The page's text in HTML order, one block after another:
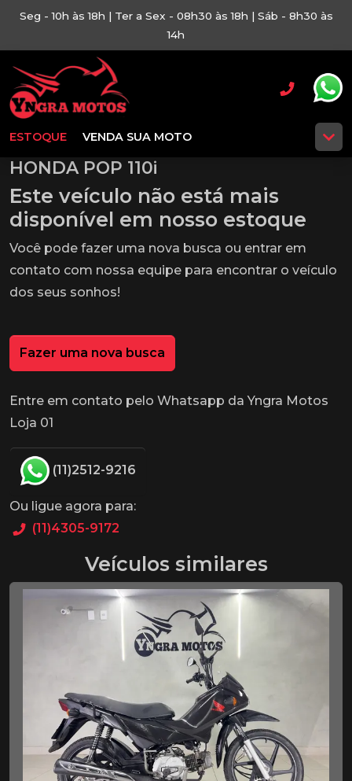
Seg - 10h às 18h | Ter a Sex - 08h30 às 18h | Sáb - 8h30 às
14h
ESTOQUE VENDA SUA MOTO
HONDA POP 110i
Este veículo não está mais
disponível em nosso estoque
Você pode fazer uma nova busca ou entrar em
contato com nossa equipe para encontrar o veículo
dos seus sonhos!
Fazer uma nova busca
Entre em contato pelo Whatsapp da Yngra Motos
Loja 01
(11)2512-9216
Ou ligue agora para:
(11)4305-9172
Veículos similares